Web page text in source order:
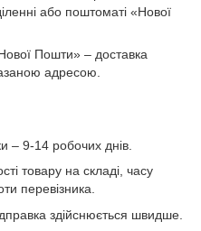
або поштоматі «Нової
Пошти» – доставка
адресою.
– 9-14 робочих днів.
товару на складі, часу
перевізника.
здійснюється швидше.